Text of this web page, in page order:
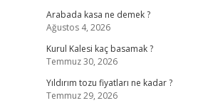
Arabada kasa ne demek ?
Ağustos 4, 2026
Kurul Kalesi kaç basamak ?
Temmuz 30, 2026
Yıldırım tozu fiyatları ne kadar ?
Temmuz 29, 2026